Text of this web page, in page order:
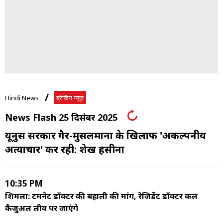
Hindi News ब्रेकिंग न्यूज़
News Flash 25 दिसंबर 2025
यूनुस सरकार गैर-मुसलमानों के खिलाफ 'अकल्पनीय
अत्याचार' कर रही: शेख हसीना
10:35 PM
शिमला: टर्मिनेट डॉक्टर की बहाली की मांग, रेजिडेंट डॉक्टर कल
कैजुअल लीव पर जाएंगे